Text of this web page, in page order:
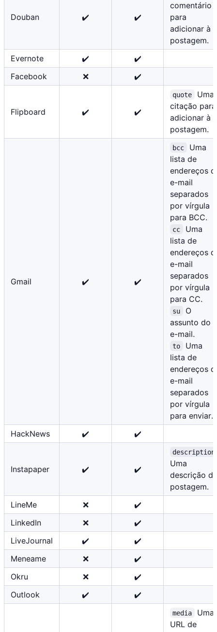
Douban ✔️ ✔️
comentário
para
adicionar à
postagem.
Evernote
✔️
✔️
Facebook
❌ ✔️
Flipboard ✔️ ✔️
quote
Uma
citação para
adicionar à
postagem.
Gmail ✔️ ✔️
bcc
Uma
lista de
endereços
e-mail
separados
por vírgula
para BCC.
cc
Uma
lista de
endereços
e-mail
separados
por vírgula
para CC.
su
O
assunto do
e-mail.
to
Uma
lista de
endereços
e-mail
separados
por vírgula
para enviar.
HackNews
✔️ ✔️
Instapaper ✔️ ✔️
description
Uma
descrição da
postagem.
LineMe
❌️
✔️
LinkedIn
❌
✔️
LiveJournal
✔️
✔️
Meneame
❌️
✔️
Okru
❌️
✔️
Outlook
✔️ ✔️
media
Uma
URL de